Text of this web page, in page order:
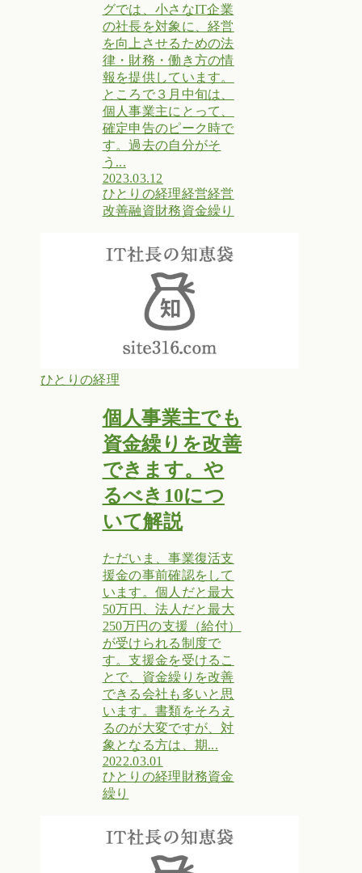
グでは、小さなIT企業
の社長を対象に、経営
を向上させるための法
律・財務・働き方の情
報を提供しています。
ところで３月中旬は、
個人事業主にとって、
確定申告のピーク時で
す。過去の自分がそ
う...
2023.03.12
ひとりの経理経営経営
改善融資財務資金繰り
ひとりの経理
個人事業主でも
資金繰りを改善
できます。や
るべき10につ
いて解説
ただいま、事業復活支
援金の事前確認をして
います。個人だと最大
50万円、法人だと最大
250万円の支援（給付）
が受けられる制度で
す。支援金を受けるこ
とで、資金繰りを改善
できる会社も多いと思
います。書類をそろえ
るのが大変ですが、対
象となる方は、期...
2022.03.01
ひとりの経理財務資金
繰り